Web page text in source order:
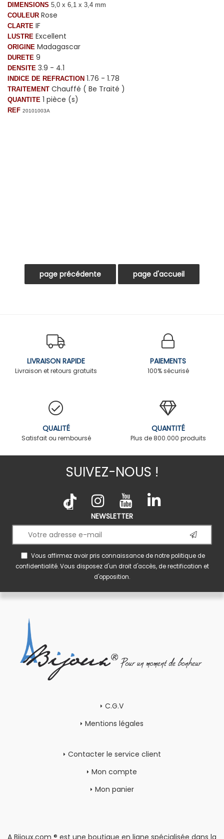
DIMENSIONS 5,0 x 6,1 x 3,4 mm
COULEUR Rose
CLARTE IF
LUSTRE Excellent
ORIGINE Madagascar
DURETE 9
DENSITE 3.9 - 4.1
INDICE DE REFRACTION 1.76 - 1.78
TRAITEMENT Chauffé ( Be Traité )
QUANTITE 1 pièce (s)
REF 20101003A
LIVRAISON RAPIDE
Livraison et retours gratuits
PAIEMENTS
100% sécurisé
QUALITÉ
Satisfait ou remboursé
QUANTITÉ
Plus de 800.000 produits
SUIVEZ-NOUS !
NEWSLETTER
Vous affirmez avoir pris connaissance de notrepolitique de
confidentialité. Vous disposez d'un droit d'accès, de rectification et
d'opposition.
C.G.V
Mentions légales
Contacter le service client
Mon compte
Mon panier